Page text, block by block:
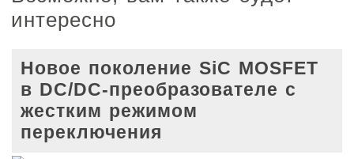
интересно
Новое поколение SiC MOSFET
в DC/DC-преобразователе с
жестким режимом
переключения